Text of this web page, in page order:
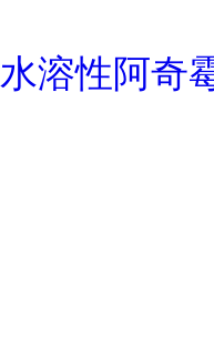
水溶性阿奇